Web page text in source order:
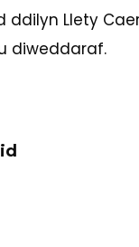
ddilyn Llety
diweddaraf.